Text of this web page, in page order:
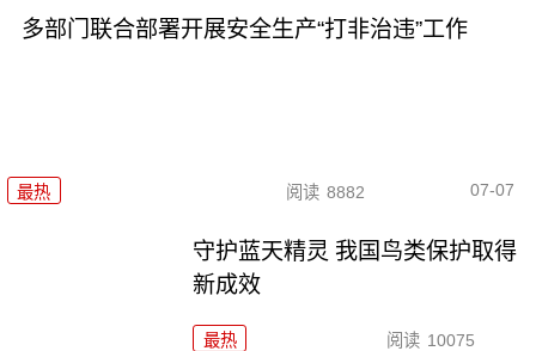
多部门联合部署开展安全生产“打非治违”工作
最热 阅读 8882 07-07
守护蓝天精灵 我国鸟类保护取得
新成效
最热 阅读 10075